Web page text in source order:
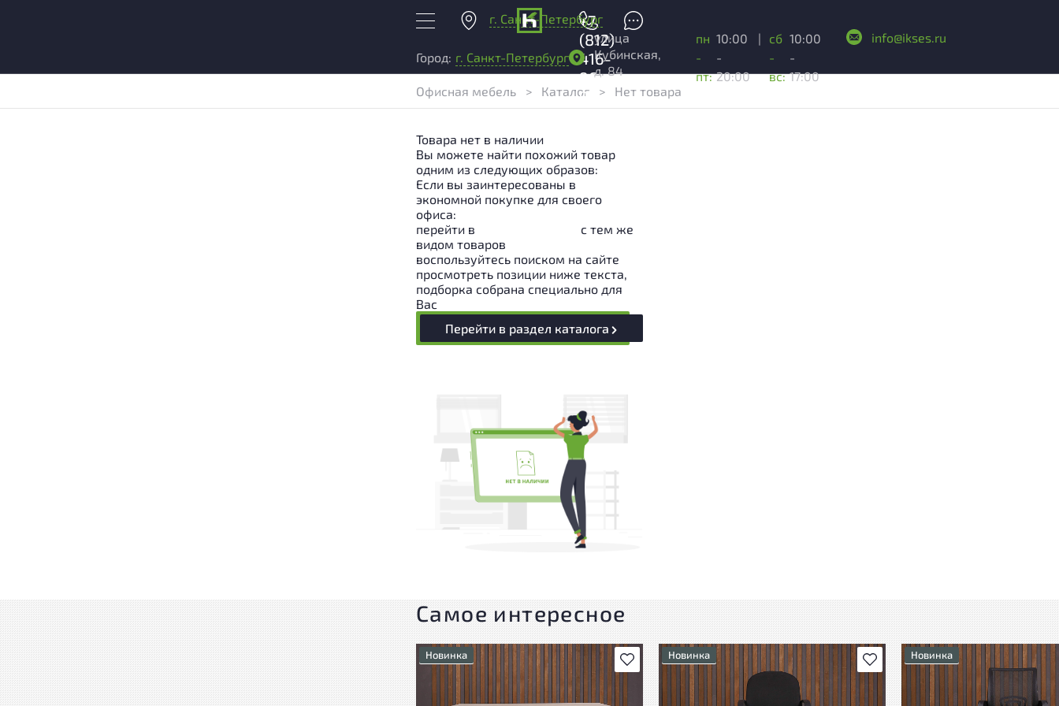
г. Санкт-Петербург
+7
(812)
416-
96-
99
Город: г. Санкт-Петербург
улица
Кубинская,
д. 84
пн
-
пт:
10:00
-
20:00
|
сб
-
вс:
10:00
-
17:00
info@ikses.ru
Офисная мебель > Каталог > Нет товара
Товара нет в наличии
Вы можете найти похожий товар
одним из следующих образов:
Если вы заинтересованы в
экономной покупке для своего
офиса:
перейти в
с тем же
видом товаров
воспользуйтесь поиском на сайте
просмотреть позиции ниже текста,
подборка собрана специально для
Вас
Перейти в раздел каталога
Самое интересное
В избранное
Новинка В избранное
Новинка Новинка